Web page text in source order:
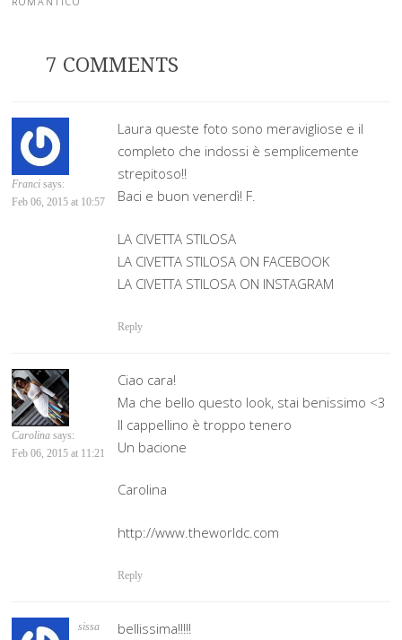
7 COMMENTS
Franci says:
Feb 06, 2015 at 10:57
Laura queste foto sono meravigliose e il
completo che indossi è semplicemente
strepitoso!!
Baci e buon venerdì! F.
‪LA CIVETTA STILOSA
LA CIVETTA STILOSA ON FACEBOOK
LA CIVETTA STILOSA ON INSTAGRAM
Reply
Carolina says:
Feb 06, 2015 at 11:21
Ciao cara!
Ma che bello questo look, stai benissimo <3
Il cappellino è troppo tenero
Un bacione
Carolina
http://www.theworldc.com
Reply
sissa
bellissima!!!!!